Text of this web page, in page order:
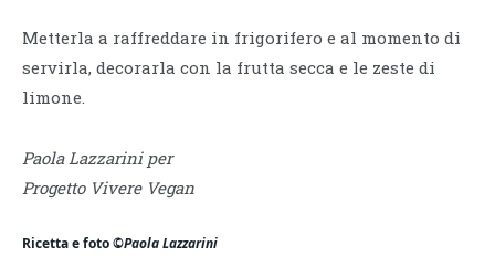
Metterla a raffreddare in frigorifero e al momento di
servirla, decorarla con la frutta secca e le zeste di
limone.
Paola Lazzarini per
Progetto Vivere Vegan
Ricetta e foto ©Paola Lazzarini